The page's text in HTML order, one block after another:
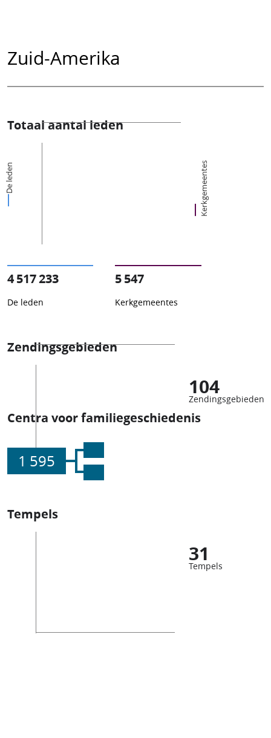
Zuid-Amerika
Totaal aantal leden
De leden Kerkgemeentes
4 517 233
De leden
5 547
Kerkgemeentes
Zendingsgebieden
104
Zendingsgebieden
Centra voor familiegeschiedenis
1 595
Tempels
31
Tempels